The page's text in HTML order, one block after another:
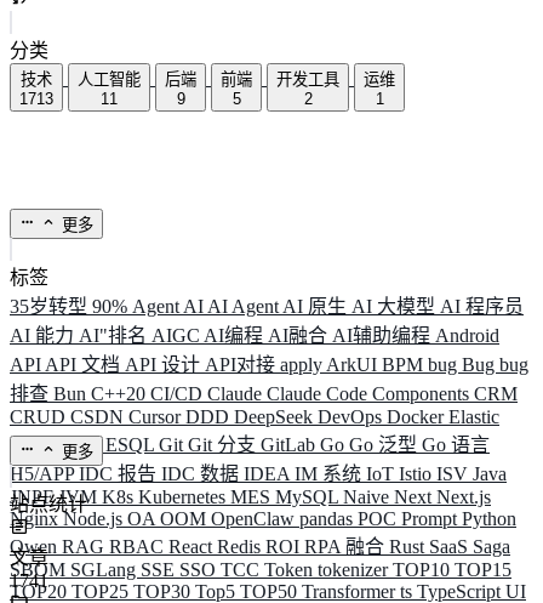
分类
技术
1713
人工智能
11
后端
9
前端
5
开发工具
2
运维
1
更多
标签
35岁转型 90% Agent AI AI Agent AI 原生 AI 大模型 AI 程序员
AI 能力 AI"排名 AIGC AI编程 AI融合 AI辅助编程 Android
API API 文档 API 设计 API对接 apply ArkUI BPM bug Bug bug
排查 Bun C++20 CI/CD Claude Claude Code Components CRM
CRUD CSDN CursorDDD DeepSeek DevOps DockerElastic
ELK ElysiaESQL Git Git 分支 GitLab Go Go 泛型 Go 语言
H5/APPIDC 报告 IDC 数据 IDEA IM 系统 IoT Istio ISV Java
JNPFJVM K8s Kubernetes MES MySQL Naive Next Next.js
NginxNode.js OA OOM OpenClaw pandas POC Prompt Python
Qwen RAG RBAC React Redis ROI RPA 融合 Rust SaaS Saga
SBOM SGLang SSE SSO TCC Token tokenizerTOP10 TOP15
TOP20 TOP25 TOP30 Top5 TOP50 Transformerts TypeScript UI
更多
站点统计
文章
1741